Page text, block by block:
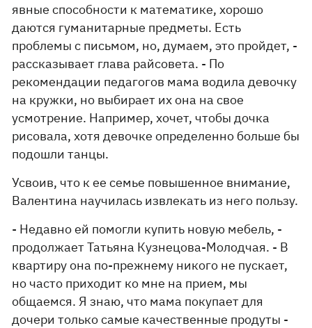
явные способности к математике, хорошо
даются гуманитарные предметы. Есть
проблемы с письмом, но, думаем, это пройдет, -
рассказывает глава райсовета. - По
рекомендации педагогов мама водила девочку
на кружки, но выбирает их она на свое
усмотрение. Например, хочет, чтобы дочка
рисовала, хотя девочке определенно больше бы
подошли танцы.
Усвоив, что к ее семье повышенное внимание,
Валентина научилась извлекать из него пользу.
- Недавно ей помогли купить новую мебель, -
продолжает Татьяна Кузнецова-Молодчая. - В
квартиру она по-прежнему никого не пускает,
но часто приходит ко мне на прием, мы
общаемся. Я знаю, что мама покупает для
дочери только самые качественные продуты -